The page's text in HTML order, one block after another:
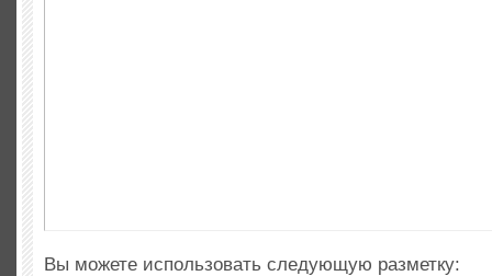
Вы можете использовать следующую разметку: